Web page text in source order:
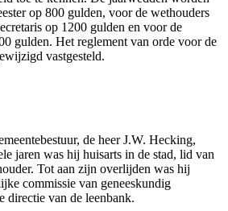
op 800 gulden, voor de wethouders
op 1200 gulden en voor de
gulden. Het reglement van orde voor de
vastgesteld.
de heer J.W. Hecking,
jaren was hij huisarts in de stad, lid van
Tot aan zijn overlijden was hij
commissie van geneeskundig
directie van de leenbank.